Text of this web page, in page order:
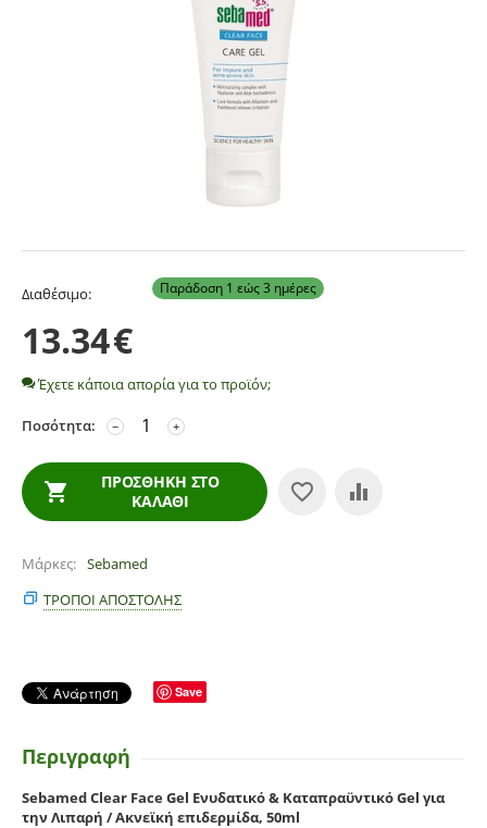
Διαθέσιμο: Παράδοση 1 εώς 3 ημέρες
13.34€
Έχετε κάποια απορία για το προϊόν;
Ποσότητα: +
−
ΠΡΟΣΘΉΚΗ ΣΤΟ
ΚΑΛΆΘΙ
Μάρκες
Sebamed
ΤΡΌΠΟΙ ΑΠΟΣΤΟΛΉΣ
Save
Περιγραφή
Sebamed Clear Face Gel Ενυδατικό & Καταπραϋντικό Gel για
την Λιπαρή / Ακνεϊκή επιδερμίδα, 50ml